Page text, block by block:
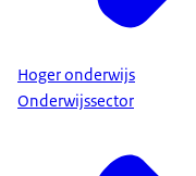
Hoger onderwijs
Onderwijssector